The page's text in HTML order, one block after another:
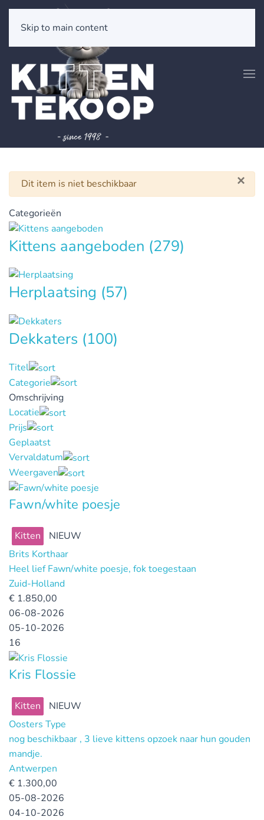
Skip to main content
×
Waarschuwing
Dit item is niet beschikbaar
Categorieën
Kittens aangeboden (279)
Herplaatsing (57)
Dekkaters (100)
Titel
Categorie
Omschrijving
Locatie
Prijs
Geplaatst
Vervaldatum
Weergaven
Fawn/white poesje
Kitten
NIEUW
Brits Korthaar
Heel lief Fawn/white poesje, fok toegestaan
Zuid-Holland
€ 1.850,00
06-08-2026
05-10-2026
16
Kris Flossie
Kitten
NIEUW
Oosters Type
nog beschikbaar , 3 lieve kittens opzoek naar hun gouden
mandje.
Antwerpen
€ 1.300,00
05-08-2026
04-10-2026